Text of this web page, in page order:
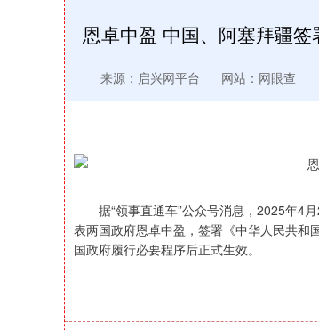
恩卓中盈 中国、阿塞拜疆签
来源：启兴网平台 网站：网眼查
据“领事直通车”公众号消息，2025年4月
表两国政府恩卓中盈，签署《中华人民共和
国政府履行必要程序后正式生效。